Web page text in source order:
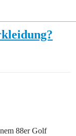
88er Golf